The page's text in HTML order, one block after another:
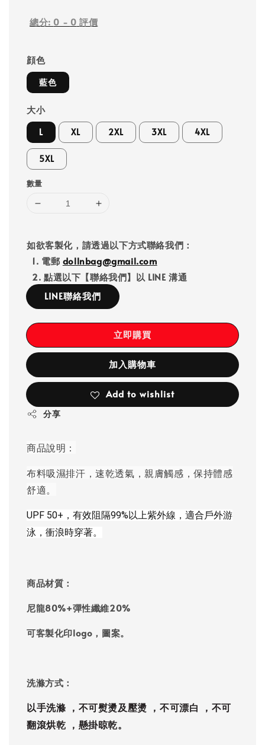
總分: 0 - 0 評價
顔色
藍色
大小
L XL 2XL 3XL 4XL
5XL
數量
如欲客製化，請透過以下方式聯絡我們：
1. 電郵 dollnbag@gmail.com
2. 點選以下【聯絡我們】以 LINE 溝通
LINE聯絡我們
立即購買
加入購物車
Add to wishlist
分享
商品說明：
布料吸濕排汗，速乾透氣，親膚觸感，保持體感
舒適。
UPF 50+，有效阻隔99%以上紫外線，適合戶外游
泳，衝浪時穿著。
商品材質：
尼龍80%+彈性纖維20%
可客製化印logo，圖案。
洗滌方式：
以手洗滌 ，不可熨燙及壓燙 ，不可漂白 ，不可
翻滾烘乾 ，懸掛晾乾。